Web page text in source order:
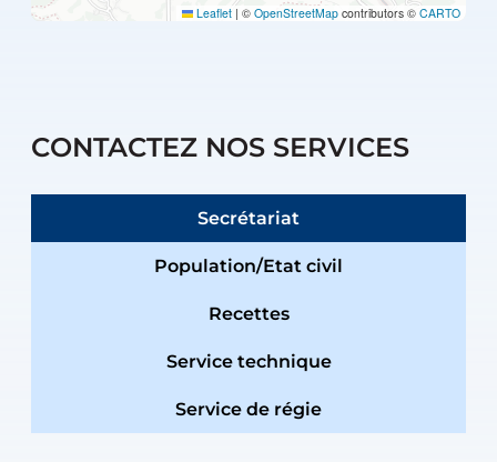
Leaflet | © OpenStreetMap contributors © CARTO
CONTACTEZ NOS SERVICES
Secrétariat
Population/Etat civil
Recettes
Service technique
Service de régie